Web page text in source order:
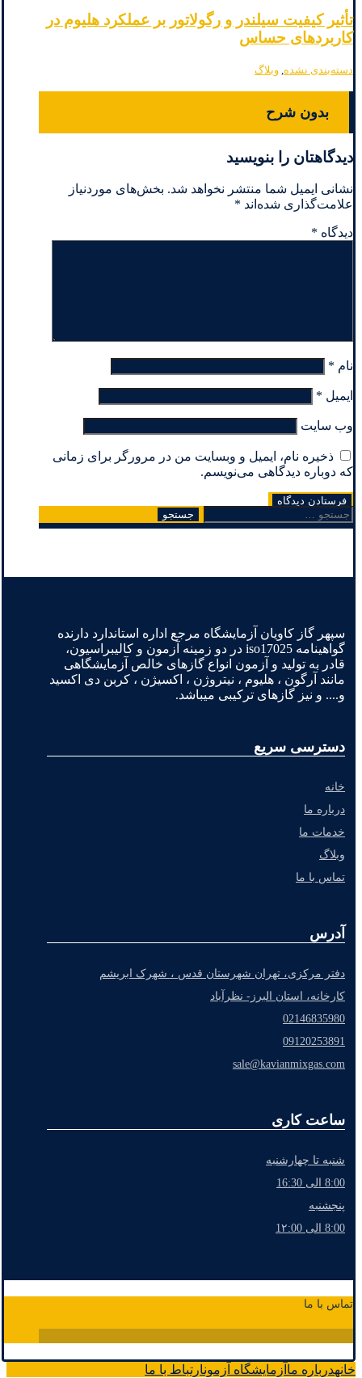
تأثیر کیفیت سیلندر و رگولاتور بر عملکرد هلیوم در
کاربردهای حساس
دسته‌بندی نشده, وبلاگ
بدون شرح
دیدگاهتان را بنویسید
نشانی ایمیل شما منتشر نخواهد شد. بخش‌های موردنیاز
علامت‌گذاری شده‌اند *
دیدگاه *
نام *
ایمیل *
وب‌ سایت
ذخیره نام، ایمیل و وبسایت من در مرورگر برای زمانی
که دوباره دیدگاهی می‌نویسم.
جستجو
برای:
سپهر گاز کاویان آزمایشگاه مرجع اداره استاندارد دارنده
گواهینامه iso17025 در دو زمینه آزمون و کالیبراسیون،
قادر به تولید و آزمون انواع گازهای خالص آزمایشگاهی
مانند آرگون ، هلیوم ، نیتروژن ، اکسیژن ، کربن دی اکسید
و.... و نیز گازهای ترکیبی میباشد.
دسترسی سریع
خانه
درباره ما
خدمات ما
وبلاگ
تماس با ما
آدرس
دفتر مرکزی، تهران شهرستان قدس ، شهرک ابریشم
کارخانه، استان البرز- نظرآباد
02146835980
09120253891
sale@kavianmixgas.com
ساعت کاری
شنبه تا چهارشنبه
8:00 الی 16:30
پنجشنبه
8:00 الی 1۲:00
تماس با ما
خانهدرباره ما آزمایشگاه آزمونارتباط با ما